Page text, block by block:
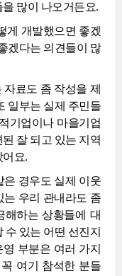
많이 나오거든요.
게 개발했으면 좋겠
겠다는 의견들이 많
료도 좀 작성을 제
일부는 실제 주민들
기업이나 마을기업
잘 되고 있는 지역
어요.
은 경우도 실제 이웃
는 우리 관내라도 좀
해하는 상황들에 대
있는 어떤 선진지
부분은 여러 가지
여기 참석한 분들